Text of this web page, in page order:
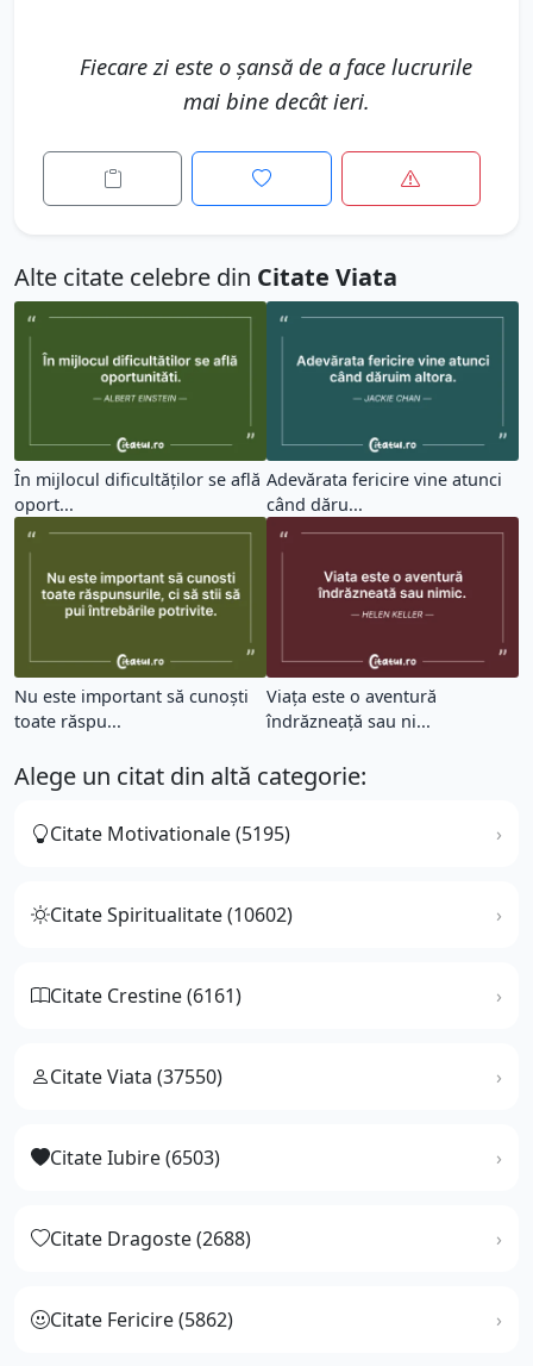
Fiecare zi este o șansă de a face lucrurile
mai bine decât ieri.
Alte citate celebre din Citate Viata
În mijlocul dificultăților se află
oport...
Adevărata fericire vine atunci
când dăru...
Nu este important să cunoști
toate răspu...
Viața este o aventură
îndrăzneață sau ni...
Alege un citat din altă categorie:
Citate Motivationale (5195)
Citate Spiritualitate (10602)
Citate Crestine (6161)
Citate Viata (37550)
Citate Iubire (6503)
Citate Dragoste (2688)
Citate Fericire (5862)